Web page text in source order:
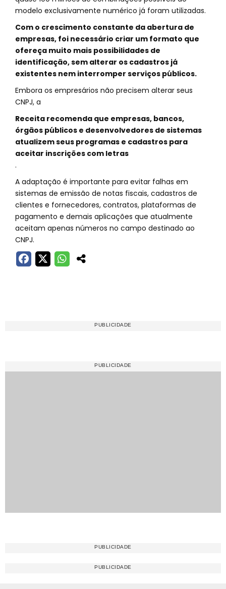
modelo exclusivamente numérico já foram utilizadas.
Com o crescimento constante da abertura de
empresas, foi necessário criar um formato que
ofereça muito mais possibilidades de
identificação, sem alterar os cadastros já
existentes nem interromper serviços públicos.
Embora os empresários não precisem alterar seus
CNPJ, a
Receita recomenda que empresas, bancos,
órgãos públicos e desenvolvedores de sistemas
atualizem seus programas e cadastros para
aceitar inscrições com letras
.
A adaptação é importante para evitar falhas em
sistemas de emissão de notas fiscais, cadastros de
clientes e fornecedores, contratos, plataformas de
pagamento e demais aplicações que atualmente
aceitam apenas números no campo destinado ao
CNPJ.